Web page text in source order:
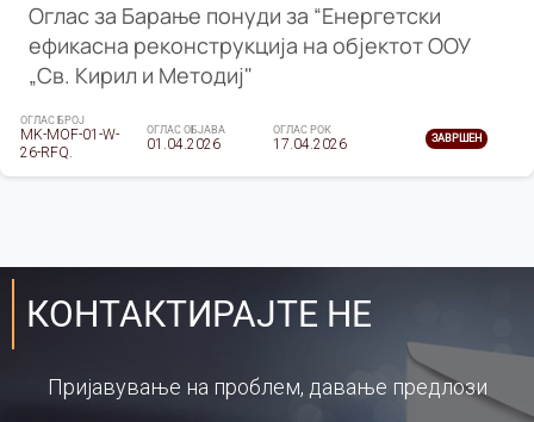
Оглас за Барање понуди за “Енергетски
ефикасна реконструкција на објектот ООУ
„Св. Кирил и Методиј"
ОГЛАС БРОЈ
MK-MOF-01-W-
26-RFQ.
ОГЛАС ОБЈАВА
01.04.2026
ОГЛАС РОК
17.04.2026 ЗАВРШЕН
КОНТАКТИРАЈТЕ НЕ
Пријавување на проблем, давање предлози